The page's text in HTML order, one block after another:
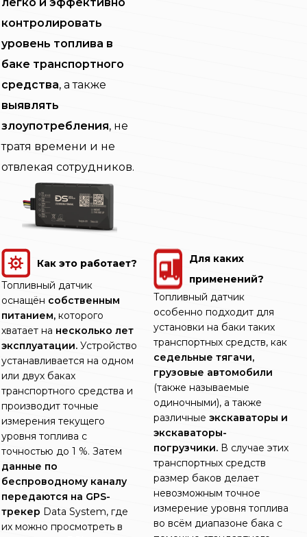
контролировать
уровень топлива в
баке транспортного
средства, а также
выявлять
злоупотребления, не
тратя времени и не
отвлекая сотрудников.
Как это работает?
Топливный датчик
оснащён собственным
питанием, которого
хватает на несколько лет
эксплуатации. Устройство
устанавливается на одном
или двух баках
транспортного средства и
производит точные
измерения текущего
уровня топлива с
точностью до 1 %. Затем
данные по
беспроводному каналу
передаются на GPS-
трекер Data System, где
их можно просмотреть в
Для каких
применений?
Топливный датчик
особенно подходит для
установки на баки таких
транспортных средств, как
седельные тягачи,
грузовые автомобили
(также называемые
одиночными), а также
различные экскаваторы и
экскаваторы-
погрузчики. В случае этих
транспортных средств
размер баков делает
невозможным точное
измерение уровня топлива
во всём диапазоне бака с